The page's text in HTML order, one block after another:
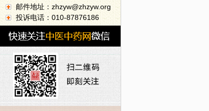
邮件地址：zhzyw@zhzyw.org
投诉电话：010-87876186